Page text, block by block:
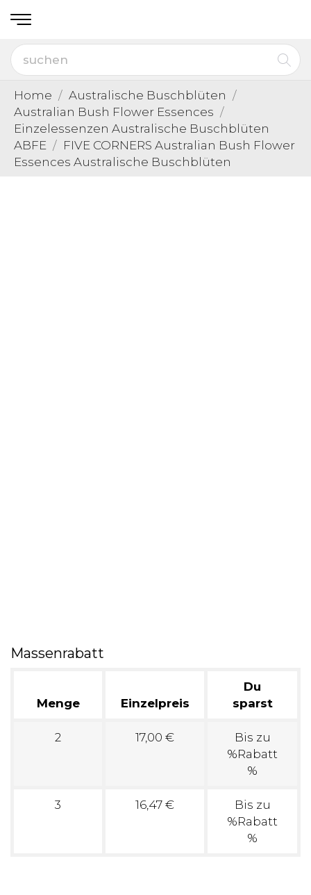
Home
Australische Buschblüten
Australian Bush Flower Essences
Einzelessenzen Australische Buschblüten
ABFE
FIVE CORNERS Australian Bush Flower
Essences Australische Buschblüten
Massenrabatt
Menge Einzelpreis
Du
sparst
2 17,00 €
Bis zu
%Rabatt
%
3 16,47 €
Bis zu
%Rabatt
%